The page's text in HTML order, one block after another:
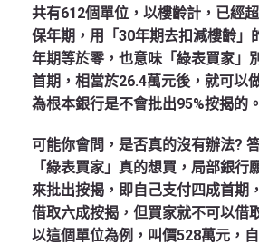
共有612個單位，以樓齡計，已經
保年期，用「30年期去扣減樓齡」
年期等於零，也意味「綠表買家」
首期，相當於26.4萬元後，就可以
為根本銀行是不會批出95%按揭的。
可能你會問，是否真的沒有辦法?
「綠表買家」真的想買，局部銀行
來批出按揭，即自己支付四成首期
借取六成按揭，但買家就不可以借
以這個單位為例，叫價528萬元，